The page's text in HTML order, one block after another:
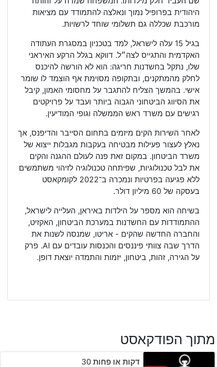
היהודית בפרופיל נמוך ונאלצה להתמודד עם מציאות
מורכבת שכללה גם תשלומי שוחד לרשויות.
בגיל 15 עלה לישראל, למד בטכניון במסגרת העתודה
האקדמית והתגייס לצה״ל. דווקא בגלל הרקע האיראני
שלו, נתקל בחשדנות חריגה: הוא לא הורשה להיכנס
לחלק מהמתקנים, ובתקופה מסוימת אף הוצמד לו שומר
אישי. בהמשך הצליח להתגבר על מחסומי האמון, קיבל
את הסיווג הביטחוני הגבוה ביותר ועבד על פרויקטים
רגישים עם משרד ראש הממשלה וגופי המודיעין.
לאחר השירות הקים מיזמים בתחום הסייבר והדיפנס, אך
נאלץ לעצור פעילות מבטיחה בעקבות מגבלות ייצוא של
משרד הביטחון. במקום זאת פנה לעולם ההגנה והקים
את לבל טכנולוגיות, שפיתחה טכנולוגיה לזיהוי משתמשים
ללא פגיעה בפרטיות ונמכרה ב־2022 לקומקאסט
בעסקה של 60 מיליון דולר.
בשיחה הוא מספר על הילדות באיראן, העלייה לישראל,
ההתמודדות עם החשדנות במערכת הביטחון, האקזיט,
והחברה החדשה שהקים - אריטו, שמנסה לשנות את
הדרך שבה צוותי פיננסים והכנסות עובדים עם AI. פרק
על הגירה, זהות, ביטחון, יזמות והתמדה יוצאת דופן.
מתוך הפודקאסט
דקות או פחות ‎30